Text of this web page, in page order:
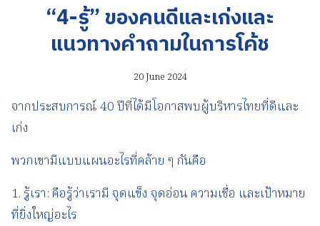
“4-รู้” ของคนดีและเก่งและ
แนวทางคำถามในการโค้ช
20 June 2024
จากประสบการณ์ 40 ปีที่ได้มีโอกาสพบผู้บริหารไทยที่ดีและ
เก่ง
พวกเขามีแบบแผนอะไรที่คล้าย ๆ กันคือ
1. รู้เรา: คือรู้ว่าเรามี จุดแข็ง จุดอ่อน ความเชื่อ และเป้าหมาย
ที่ยิ่งใหญ่อะไร